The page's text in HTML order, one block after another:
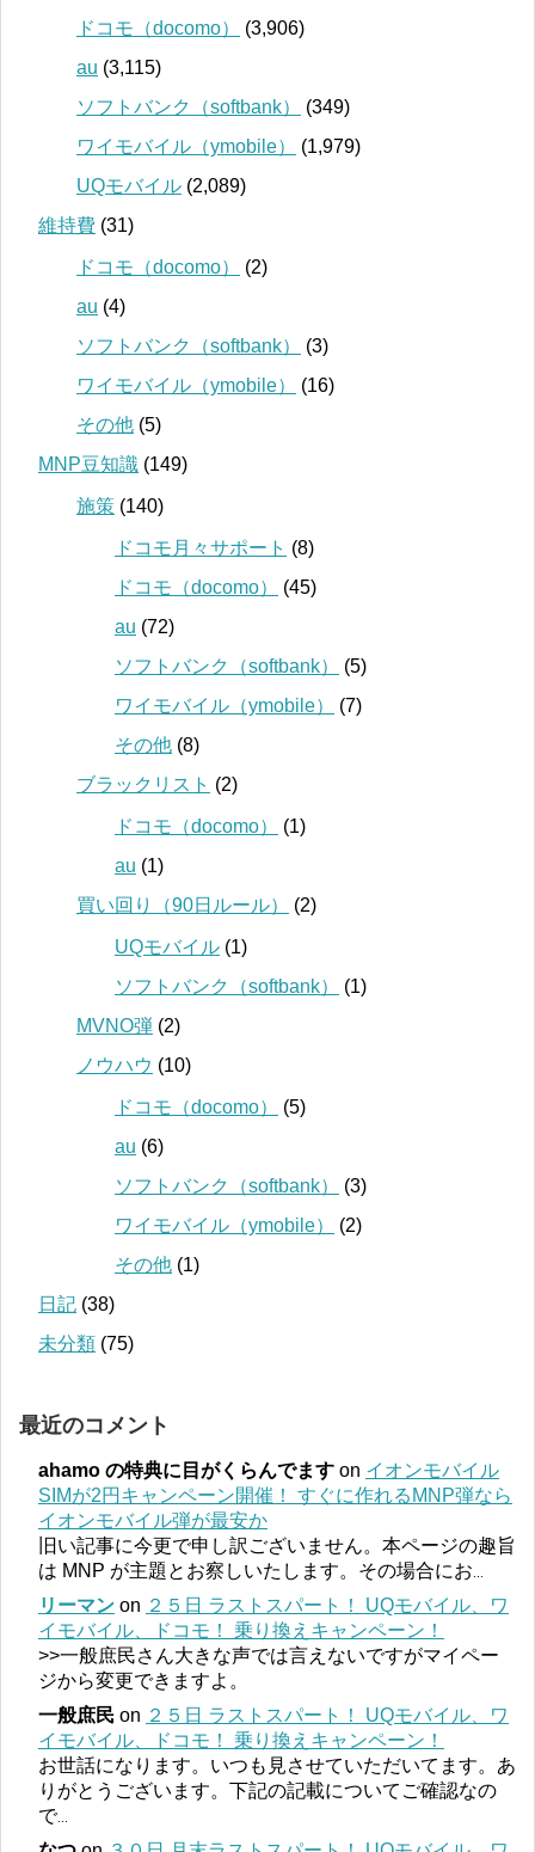
ドコモ（docomo）
(3,906)
au (3,115)
ソフトバンク（softbank）
(349)
ワイモバイル（ymobile）
(1,979)
UQモバイル (2,089)
維持費 (31)
ドコモ（docomo）
(2)
au (4)
ソフトバンク（softbank）
(3)
ワイモバイル（ymobile）
(16)
その他 (5)
MNP豆知識 (149)
施策 (140)
ドコモ月々サポート (8)
ドコモ（docomo）
(45)
au (72)
ソフトバンク（softbank）
(5)
ワイモバイル（ymobile）
(7)
その他 (8)
ブラックリスト (2)
ドコモ（docomo）
(1)
au (1)
買い回り（90日ルール）
(2)
UQモバイル (1)
ソフトバンク（softbank）
(1)
MVNO弾 (2)
ノウハウ (10)
ドコモ（docomo）
(5)
au (6)
ソフトバンク（softbank）
(3)
ワイモバイル（ymobile）
(2)
その他 (1)
日記 (38)
未分類 (75)
最近のコメント
ahamo の特典に目がくらんでます on イオンモバイル
SIMが2円キャンペーン開催！ すぐに作れるMNP弾なら
イオンモバイル弾が最安か
旧い記事に今更で申し訳ございません。本ページの趣旨
は MNP が主題とお察しいたします。その場合にお
リーマン on ２５日 ラストスパート！ UQモバイル、ワ
イモバイル、ドコモ！ 乗り換えキャンペーン！
>>一般庶民さん大きな声では言えないですがマイペー
ジから変更できますよ。
一般庶民 on ２５日 ラストスパート！ UQモバイル、ワ
イモバイル、ドコモ！ 乗り換えキャンペーン！
お世話になります。いつも見させていただいてます。あ
りがとうございます。下記の記載についてご確認なの
で...